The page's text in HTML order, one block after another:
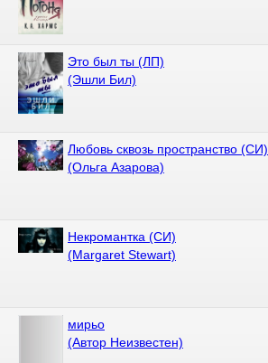
Это был ты (ЛП)
(Эшли Бил)
Любовь сквозь пространство (СИ)
(Ольга Азарова)
Некромантка (СИ)
(Margaret Stewart)
мирьо
(Автор Неизвестен)